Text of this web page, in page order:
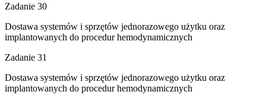
Zadanie 30
Dostawa systemów i sprzętów jednorazowego użytku oraz
implantowanych do procedur hemodynamicznych
Zadanie 31
Dostawa systemów i sprzętów jednorazowego użytku oraz
implantowanych do procedur hemodynamicznych